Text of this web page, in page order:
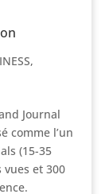
,
Journal
comme l’un
(15-35
et 300